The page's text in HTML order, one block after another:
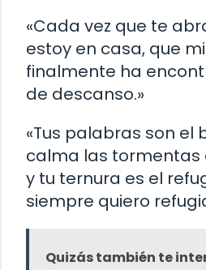
«Cada vez que te
estoy en casa, que
finalmente ha
de descanso.»
«Tus palabras son el
calma las tormentas
y tu ternura es el
siempre quiero
Quizás también te